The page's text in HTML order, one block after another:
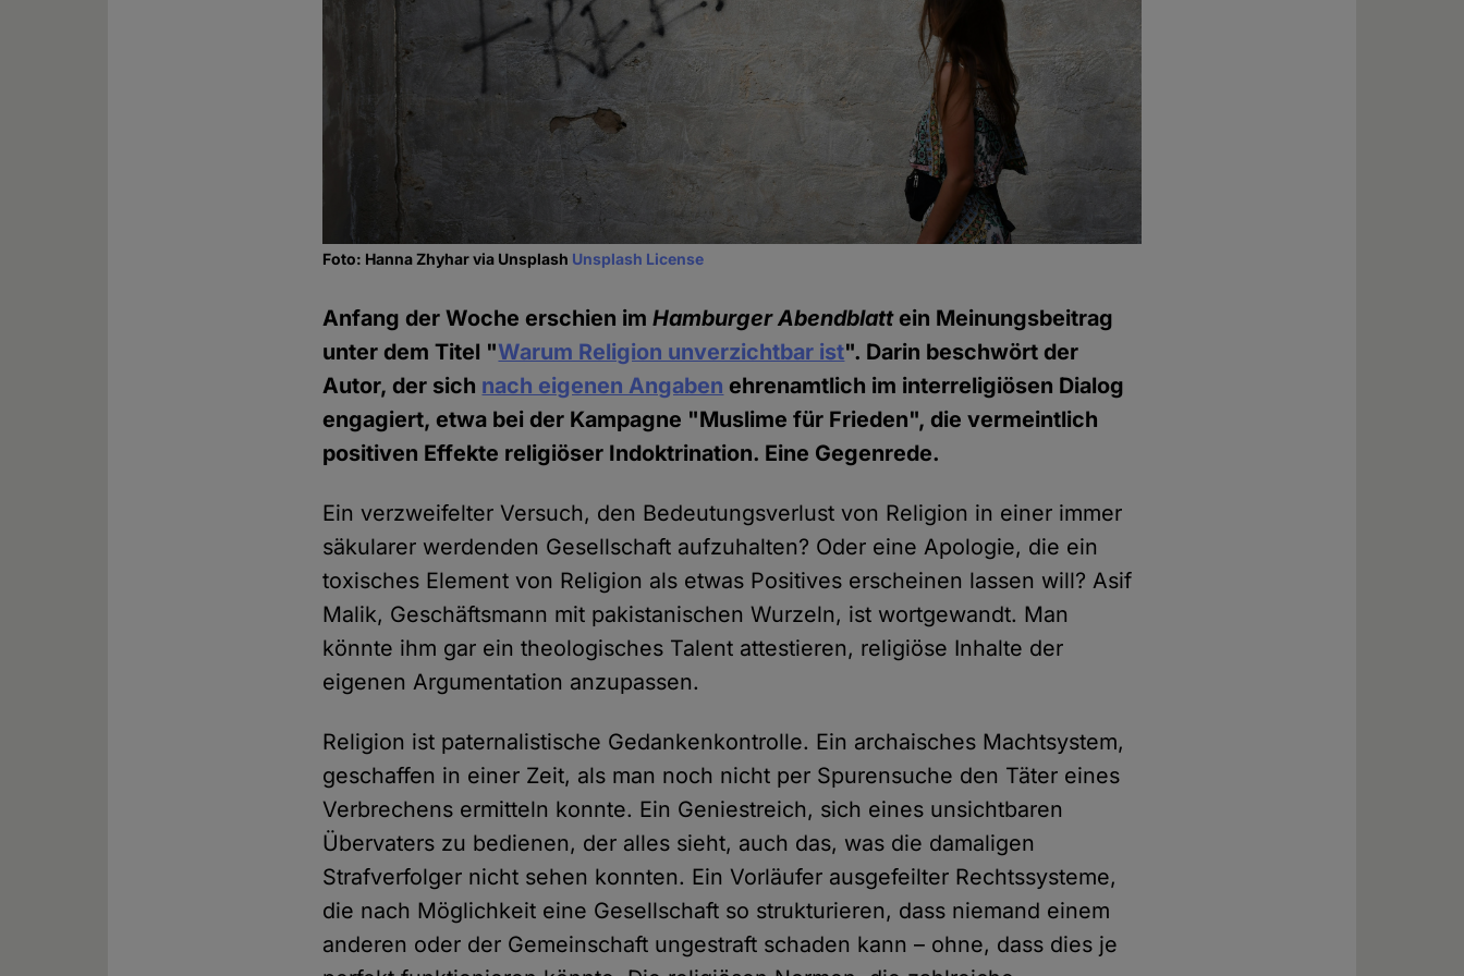
Foto: Hanna Zhyhar via Unsplash Unsplash License
Anfang der Woche erschien imHamburger Abendblattein Meinungsbeitrag
unter dem Titel "Warum Religion unverzichtbar ist". Darin beschwört der
Autor, der sich nach eigenen Angaben ehrenamtlich im interreligiösen Dialog
engagiert, etwa bei der Kampagne "Muslime für Frieden", die vermeintlich
positiven Effekte religiöser Indoktrination. Eine Gegenrede.
Ein verzweifelter Versuch, den Bedeutungsverlust von Religion in einer immer
säkularer werdenden Gesellschaft aufzuhalten? Oder eine Apologie, die ein
toxisches Element von Religion als etwas Positives erscheinen lassen will? Asif
Malik, Geschäftsmann mit pakistanischen Wurzeln, ist wortgewandt. Man
könnte ihm gar ein theologisches Talent attestieren, religiöse Inhalte der
eigenen Argumentation anzupassen.
Religion ist paternalistische Gedankenkontrolle. Ein archaisches Machtsystem,
geschaffen in einer Zeit, als man noch nicht per Spurensuche den Täter eines
Verbrechens ermitteln konnte. Ein Geniestreich, sich eines unsichtbaren
Übervaters zu bedienen, der alles sieht, auch das, was die damaligen
Strafverfolger nicht sehen konnten. Ein Vorläufer ausgefeilter Rechtssysteme,
die nach Möglichkeit eine Gesellschaft so strukturieren, dass niemand einem
anderen oder der Gemeinschaft ungestraft schaden kann – ohne, dass dies je